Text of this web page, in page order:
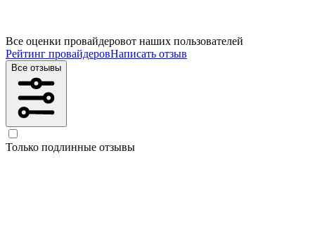
Все оценки провайдеровот наших пользователей
Рейтинг провайдеровНаписать отзыв
Все отзывы
Только подлинные отзывы